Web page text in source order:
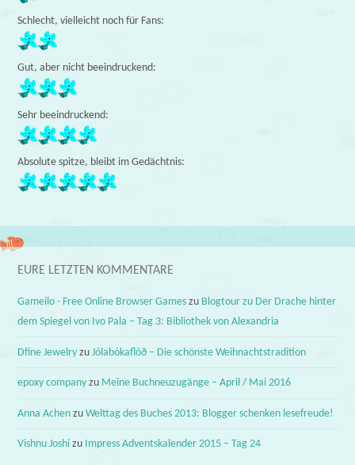
Schlecht, vielleicht noch für Fans:
Gut, aber nicht beeindruckend:
Sehr beeindruckend:
Absolute spitze, bleibt im Gedächtnis:
EURE LETZTEN KOMMENTARE
Gameilo - Free Online Browser Games zu Blogtour zu Der Drache hinter
dem Spiegel von Ivo Pala – Tag 3: Bibliothek von Alexandria
Dfine Jewelry zuJólabókaflóð – Die schönste Weihnachtstradition
epoxy company zu Meine Buchneuzugänge – April / Mai 2016
Anna Achen zuWelttag des Buches 2013: Blogger schenken lesefreude!
Vishnu Joshi zu Impress Adventskalender 2015 – Tag 24